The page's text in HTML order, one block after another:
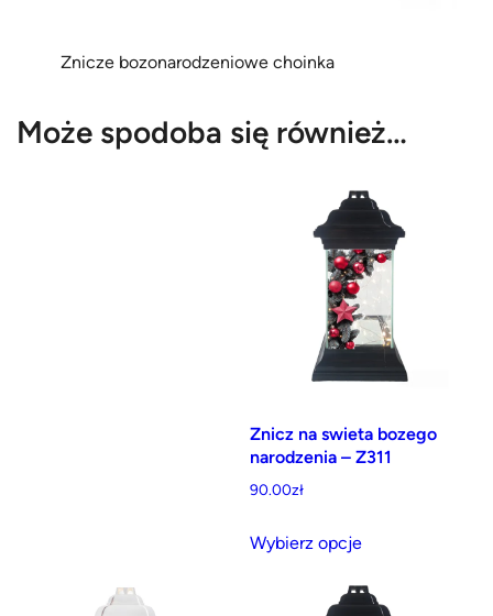
Znicze bozonarodzeniowe choinka
Może spodoba się również…
Znicz na swieta bozego
narodzenia – Z311
90.00zł
Wybierz opcje
ma